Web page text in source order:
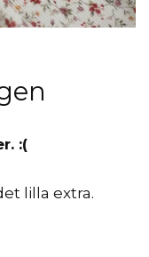
:(
lilla extra.